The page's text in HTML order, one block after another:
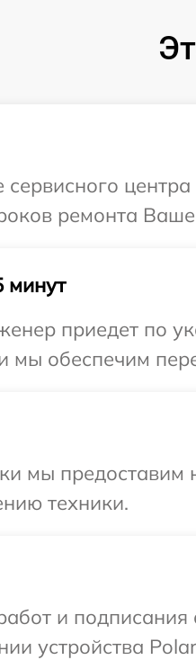
сервисного
ремонта
минут
приедет по
мы обеспечим
мы предоставим
техники.
и
устройства